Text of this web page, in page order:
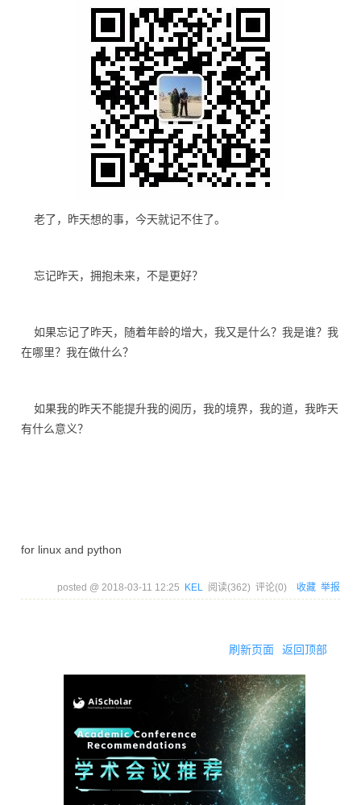
老了，昨天想的事，今天就记不住了。
忘记昨天，拥抱未来，不是更好？
如果忘记了昨天，随着年龄的增大，我又是什么？我是谁？我
在哪里？我在做什么？
如果我的昨天不能提升我的阅历，我的境界，我的道，我昨天
有什么意义？
for linux and python
posted @ 2018-03-11 12:25 KEL 阅读(362) 评论(0) 收藏 举报
刷新页面 返回顶部